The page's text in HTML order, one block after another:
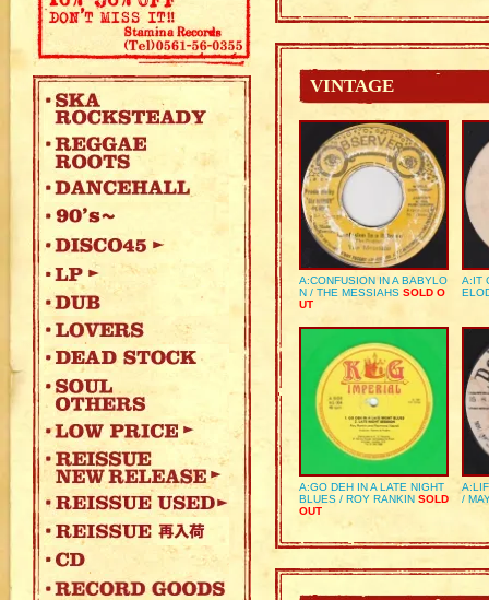
VINTAGE
A:CONFUSION IN A BABYLO
N / THE MESSIAHS SOLD O
UT
A:IT
A:GO DEH IN A LATE NIGHT
BLUES / ROY RANKIN SOLD
OUT
/